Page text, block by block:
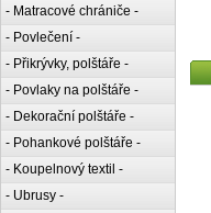
- Matracové chrániče -
- Povlečení -
- Přikrývky, polštáře -
- Povlaky na polštáře -
- Dekorační polštáře -
- Pohankové polštáře -
- Koupelnový textil -
- Ubrusy -